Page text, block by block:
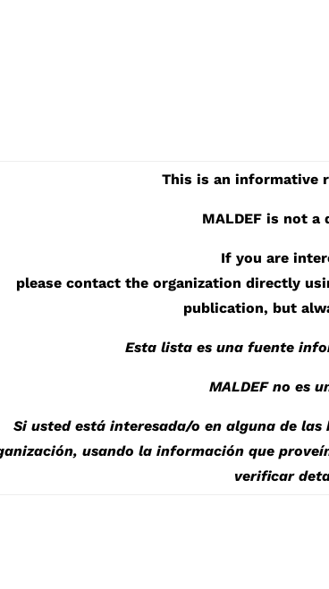
This is an informative
MALDEF is not
If you are
please contact the organization directly
publication, but
Esta lista es una fuente
MALDEF no es
Si usted está interesada/o en alguna de
usando la información que
verificar